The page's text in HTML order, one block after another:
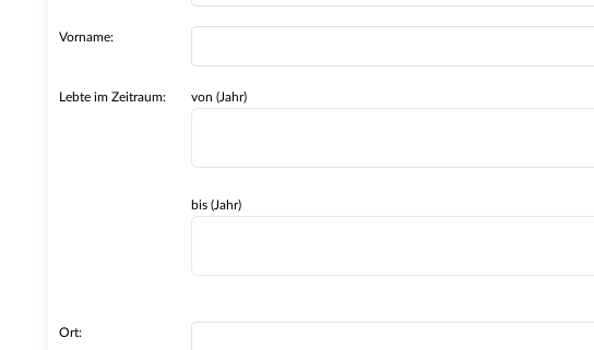
Vorname:
Lebte im Zeitraum: von (Jahr)
bis (Jahr)
Ort: